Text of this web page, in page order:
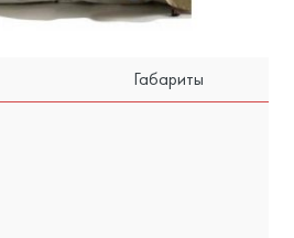
Габариты